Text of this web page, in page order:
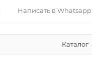
Написать в Whatsapp
Каталог